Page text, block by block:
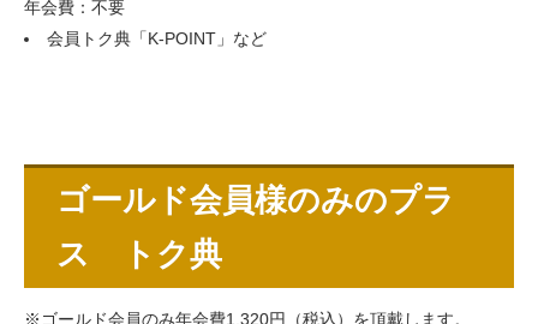
年会費：不要
会員トク典「K-POINT」など
ゴールド会員様のみのプラ
ス トク典
※ゴールド会員のみ年会費1,320円（税込）を頂戴します。